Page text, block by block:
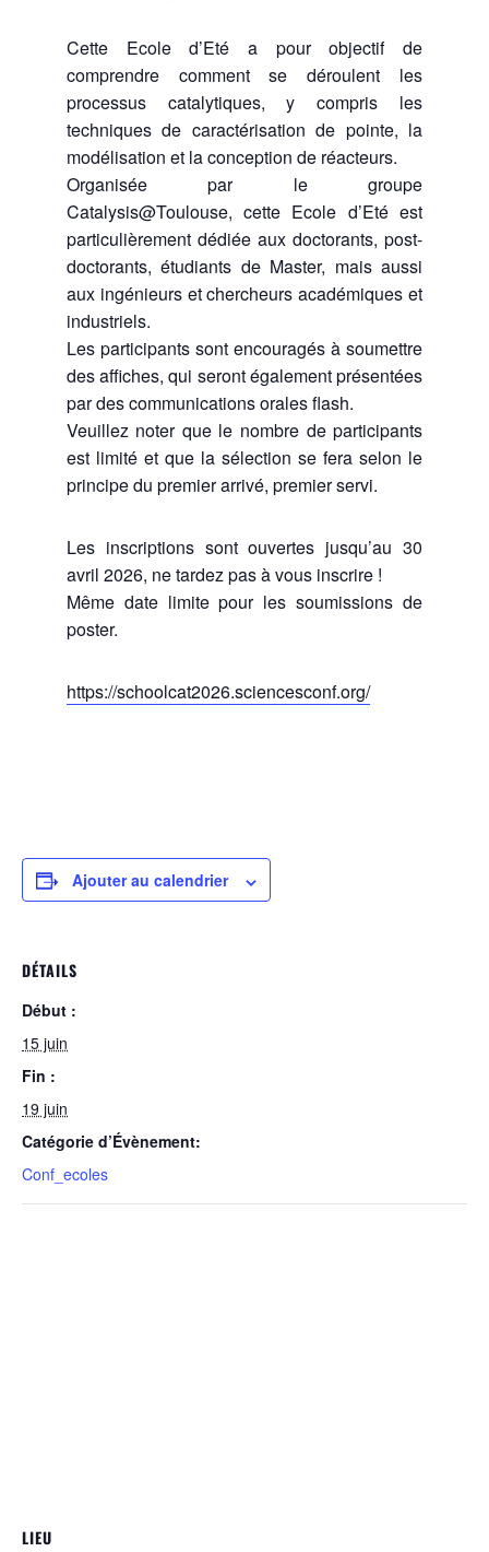
Cette Ecole d’Eté a pour objectif de
comprendre comment se déroulent les
processus catalytiques, y compris les
techniques de caractérisation de pointe, la
modélisation et la conception de réacteurs.
Organisée par le groupe
Catalysis@Toulouse, cette Ecole d’Eté est
particulièrement dédiée aux doctorants, post-
doctorants, étudiants de Master, mais aussi
aux ingénieurs et chercheurs académiques et
industriels.
Les participants sont encouragés à soumettre
des affiches, qui seront également présentées
par des communications orales flash.
Veuillez noter que le nombre de participants
est limité et que la sélection se fera selon le
principe du premier arrivé, premier servi.
Les inscriptions sont ouvertes jusqu’au 30
avril 2026, ne tardez pas à vous inscrire !
Même date limite pour les soumissions de
poster.
https://schoolcat2026.sciencesconf.org/
Ajouter au calendrier
DÉTAILS
Début :
15 juin
Fin :
19 juin
Catégorie d’Évènement:
Conf_ecoles
LIEU